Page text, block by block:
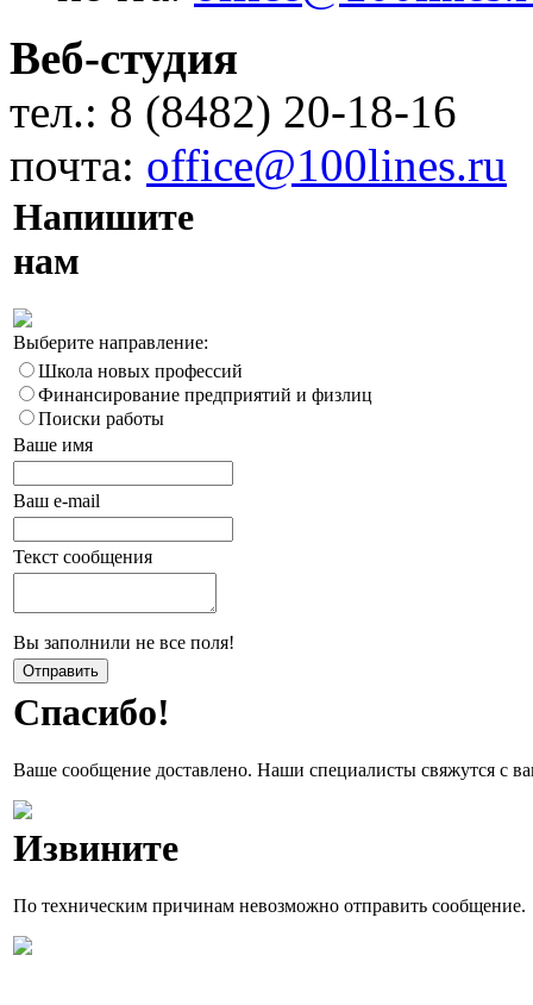
Веб-студия
тел.: 8 (8482) 20-18-16
почта: office@100lines.ru
Напишите
нам
Выберите направление:
Школа новых профессий
Финансирование предприятий и физлиц
Поиски работы
Ваше имя
Ваш e-mail
Текст сообщения
Вы заполнили не все поля!
Спасибо!
Ваше сообщение доставлено. Наши специалисты свяжутся с
Извините
По техническим причинам невозможно отправить сообщение.